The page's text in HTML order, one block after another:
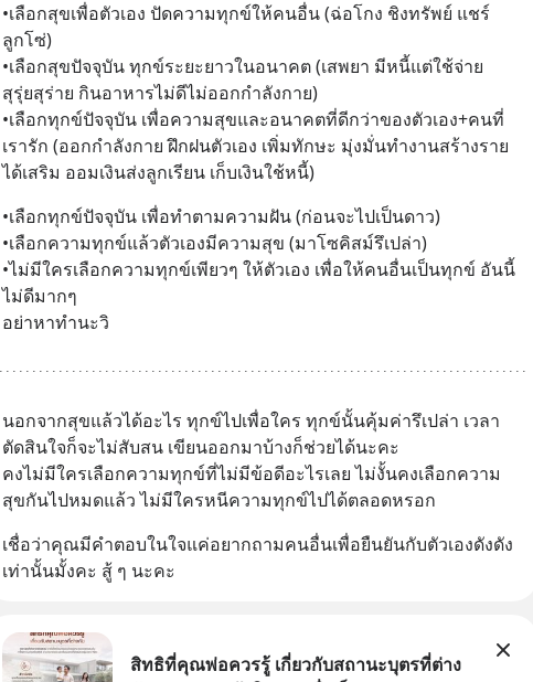
•เลือกสุขเพื่อตัวเอง ปัดความทุกข์ให้คนอื่น (ฉ่อโกง ชิงทรัพย์ แชร์
ลูกโซ่)
•เลือกสุขปัจจุบัน ทุกข์ระยะยาวในอนาคต (เสพยา มีหนี้แต่ใช้จ่าย
สุรุ่ยสุร่าย กินอาหารไม่ดีไม่ออกกำลังกาย)
•เลือกทุกข์ปัจจุบัน เพื่อความสุขและอนาคตที่ดีกว่าของตัวเอง+คนที่
เรารัก (ออกกำลังกาย ฝึกฝนตัวเอง เพิ่มทักษะ มุ่งมั่นทำงานสร้างราย
ได้เสริม ออมเงินส่งลูกเรียน เก็บเงินใช้หนี้)
•เลือกทุกข์ปัจจุบัน เพื่อทำตามความฝัน (ก่อนจะไปเป็นดาว)
•เลือกความทุกข์แล้วตัวเองมีความสุข (มาโซคิสม์รึเปล่า)
•ไม่มีใครเลือกความทุกข์เพียวๆ ให้ตัวเอง เพื่อให้คนอื่นเป็นทุกข์ อันนี้
ไม่ดีมากๆ
อย่าหาทำนะวิ
นอกจากสุขแล้วได้อะไร ทุกข์ไปเพื่อใคร ทุกข์นั้นคุ้มค่ารึเปล่า เวลา
ตัดสินใจก็จะไม่สับสน เขียนออกมาบ้างก็ช่วยได้นะคะ
คงไม่มีใครเลือกความทุกข์ที่ไม่มีข้อดีอะไรเลย ไม่งั้นคงเลือกความ
สุขกันไปหมดแล้ว ไม่มีใครหนีความทุกข์ไปได้ตลอดหรอก
เชื่อว่าคุณมีคำตอบในใจแค่อยากถามคนอื่นเพื่อยืนยันกับตัวเองดังดัง
เท่านั้นมั้งคะ สู้ ๆ นะคะ
สิทธิที่คุณพ่อควรรู้ เกี่ยวกับสถานะบุตรที่ต่าง